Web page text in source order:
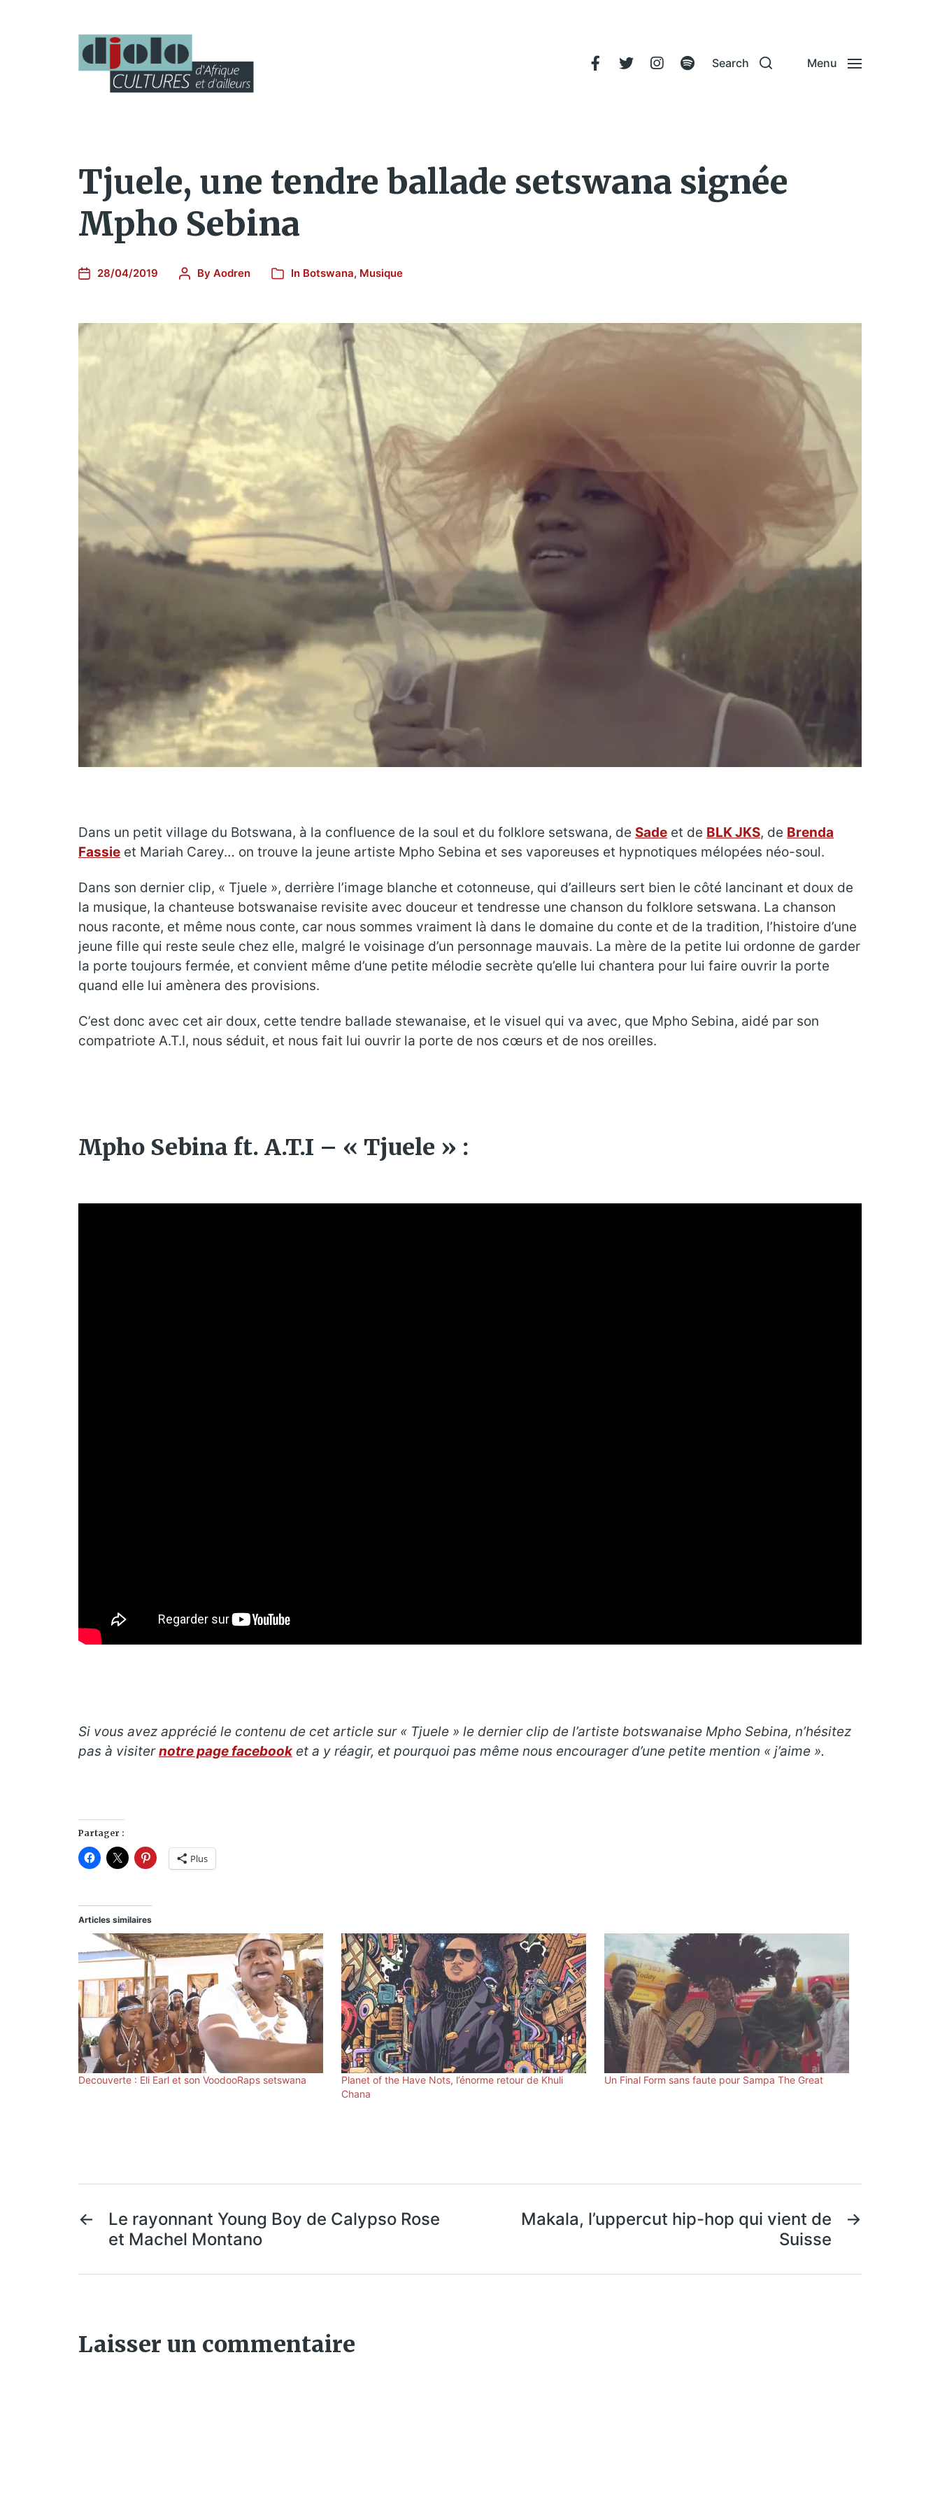
Search Menu
Tjuele, une tendre ballade setswana signée
Mpho Sebina
28/04/2019 By Aodren In Botswana, Musique
Dans un petit village du Botswana, à la confluence de la soul et du folklore setswana, de Sade et de BLK JKS, de Brenda
Fassie et Mariah Carey… on trouve la jeune artiste Mpho Sebina et ses vaporeuses et hypnotiques mélopées néo-soul.
Dans son dernier clip, « Tjuele », derrière l’image blanche et cotonneuse, qui d’ailleurs sert bien le côté lancinant et doux de
la musique, la chanteuse botswanaise revisite avec douceur et tendresse une chanson du folklore setswana. La chanson
nous raconte, et même nous conte, car nous sommes vraiment là dans le domaine du conte et de la tradition, l’histoire d’une
jeune fille qui reste seule chez elle, malgré le voisinage d’un personnage mauvais. La mère de la petite lui ordonne de garder
la porte toujours fermée, et convient même d’une petite mélodie secrète qu’elle lui chantera pour lui faire ouvrir la porte
quand elle lui amènera des provisions.
C’est donc avec cet air doux, cette tendre ballade stewanaise, et le visuel qui va avec, que Mpho Sebina, aidé par son
compatriote A.T.I, nous séduit, et nous fait lui ouvrir la porte de nos cœurs et de nos oreilles.
Mpho Sebina ft. A.T.I – « Tjuele » :
Si vous avez apprécié le contenu de cet article sur « Tjuele » le dernier clip de l’artiste botswanaise Mpho Sebina, n’hésitez
pas à visiternotre page facebooket a y réagir, et pourquoi pas même nous encourager d’une petite mention « j’aime ».
Partager :
Plus
Articles similaires
Decouverte : Eli Earl et son VoodooRaps setswana
Planet of the Have Nots, l’énorme retour de Khuli
Chana
Un Final Form sans faute pour Sampa The Great
←
Le rayonnant Young Boy de Calypso Rose
et Machel Montano
→
Makala, l’uppercut hip-hop qui vient de
Suisse
Laisser un commentaire